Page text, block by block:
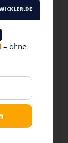
– ohne